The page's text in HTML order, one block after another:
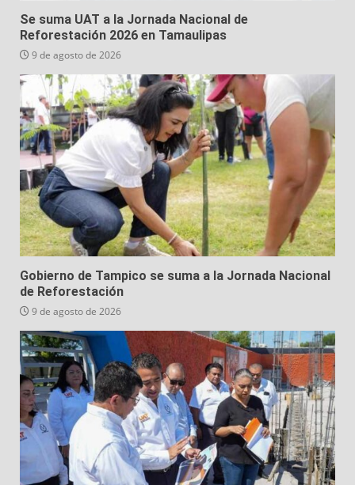
Se suma UAT a la Jornada Nacional de
Reforestación 2026 en Tamaulipas
9 de agosto de 2026
Gobierno de Tampico se suma a la Jornada Nacional
de Reforestación
9 de agosto de 2026